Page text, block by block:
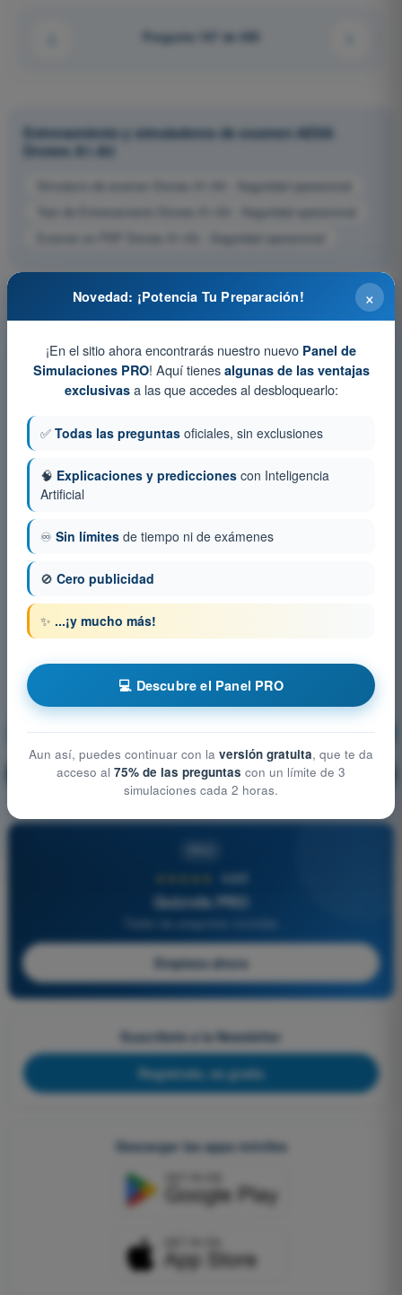
Pregunta 167 de 485
Entrenamiento y simuladores de examen AESA
Drones A1-A3
Simulacro de examen Drones A1-A3 - Seguridad operacional
Test de Entrenamiento Drones A1-A3 - Seguridad operacional
Examen en PDF Drones A1-A3 - Seguridad operacional
Seguridad operacional ¡Entrenamiento!
🔒 PRO Explicación de la pregunta
4,6/5
Quizvds PRO
Empieza ahora
Suscríbete a la Newsletter
Regístrate, es gratis
Descargar las apps móviles
×
Novedad: ¡Potencia Tu Preparación!
¡En el sitio ahora encontrarás nuestro nuevo Panel de
Simulaciones PRO! Aquí tienes algunas de las ventajas
exclusivasa las que accedes al desbloquearlo:
✅ Todas las preguntas oficiales, sin exclusiones
🧠 Explicaciones y predicciones con Inteligencia
Artificial
♾️ Sin límites de tiempo ni de exámenes
🚫 Cero publicidad
✨ ...¡y mucho más!
💻 Descubre el Panel PRO
Aun así, puedes continuar con la versión gratuita, que te da
acceso al 75% de las preguntas con un límite de 3
simulaciones cada 2 horas.